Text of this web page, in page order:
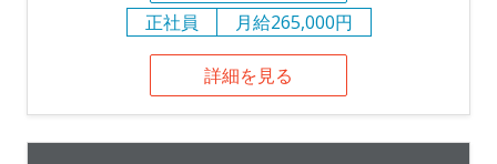
正社員
月給265,000円
詳細を見る